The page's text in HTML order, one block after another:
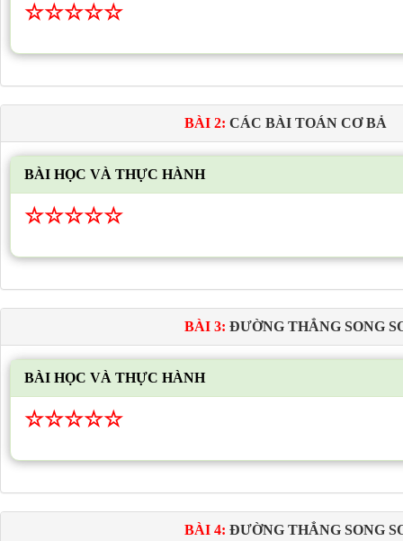
☆☆☆☆☆
BÀI 2: CÁC BÀI TOÁN CƠ BẢ
BÀI HỌC VÀ THỰC HÀNH
☆☆☆☆☆
BÀI 3: ĐƯỜNG THẲNG SONG
BÀI HỌC VÀ THỰC HÀNH
☆☆☆☆☆
BÀI 4: ĐƯỜNG THẲNG SONG